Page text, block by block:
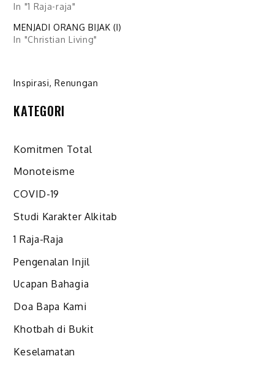
In "1 Raja-raja"
MENJADI ORANG BIJAK (I)
In "Christian Living"
Inspirasi,Renungan
KATEGORI
Komitmen Total
Monoteisme
COVID-19
Studi Karakter Alkitab
1 Raja-Raja
Pengenalan Injil
Ucapan Bahagia
Doa Bapa Kami
Khotbah di Bukit
Keselamatan